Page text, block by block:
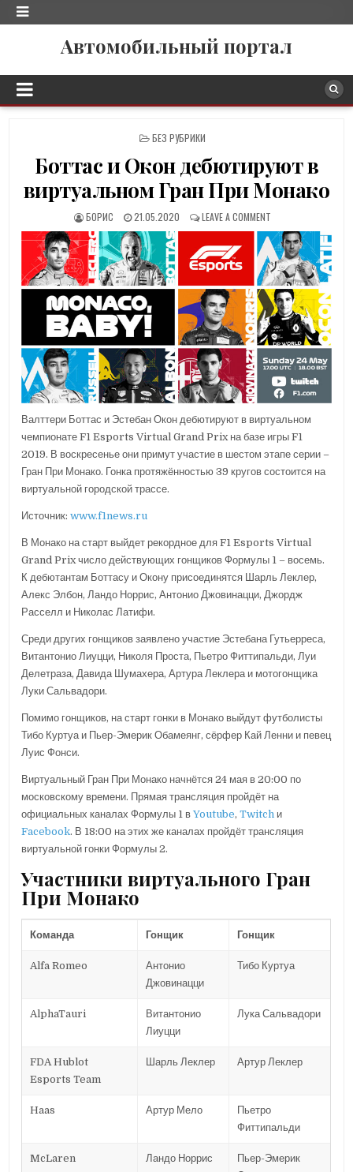
Автомобильный портал
P
S
T
E
I
N
БЕЗ РУБРИКИ
Боттас и Окон дебютируют в
виртуальном Гран При Монако
БОРИС 21.05.2020 LEAVE A COMMENT
Валттери Боттас и Эстебан Окон дебютируют в виртуальном
чемпионате F1 Esports Virtual Grand Prix на базе игры F1
2019. В воскресенье они примут участие в шестом этапе серии –
Гран При Монако. Гонка протяжённостью 39 кругов состоится на
виртуальной городской трассе.
Источник:www.f1news.ru
В Монако на старт выйдет рекордное для F1 Esports Virtual
Grand Prix число действующих гонщиков Формулы 1 – восемь.
К дебютантам Боттасу и Окону присоединятся Шарль Леклер,
Алекс Элбон, Ландо Норрис, Антонио Джовинацци, Джордж
Расселл и Николас Латифи.
Среди других гонщиков заявлено участие Эстебана Гутьерреса,
Витантонио Лиуцци, Николя Проста, Пьетро Фиттипальди, Луи
Делетраза, Давида Шумахера, Артура Леклера и мотогонщика
Луки Сальвадори.
Помимо гонщиков, на старт гонки в Монако выйдут футболисты
Тибо Куртуа и Пьер-Эмерик Обамеянг, сёрфер Кай Ленни и певец
Луис Фонси.
Виртуальный Гран При Монако начнётся 24 мая в 20:00 по
московскому времени. Прямая трансляция пройдёт на
официальных каналах Формулы 1 вYoutube,Twitch и
Facebook. В 18:00 на этих же каналах пройдёт трансляция
виртуальной гонки Формулы 2.
Участники виртуального Гран
При Монако
Команда Гонщик Гонщик
Alfa Romeo
Антонио
Джовинацци
Тибо Куртуа
AlphaTauri
Витантонио
Лиуцци
Лука Сальвадори
FDA Hublot
Esports Team
Шарль Леклер Артур Леклер
Haas Артур Мело
Пьетро
Фиттипальди
McLaren Ландо Норрис
Пьер-Эмерик